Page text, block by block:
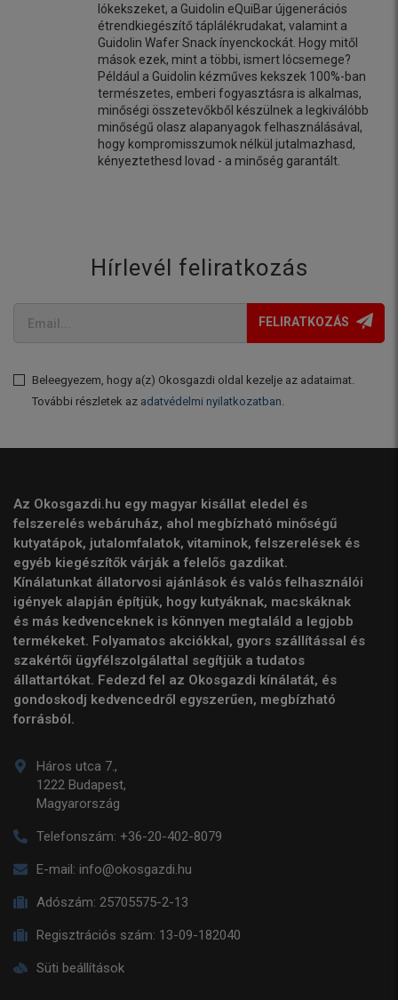
lókekszeket, a Guidolin eQuiBar újgenerációs
étrendkiegészítő táplálékrudakat, valamint a
Guidolin Wafer Snack ínyenckockát. Hogy mitől
mások ezek, mint a többi, ismert lócsemege?
Például a Guidolin kézműves kekszek 100%-ban
természetes, emberi fogyasztásra is alkalmas,
minőségi összetevőkből készülnek a legkiválóbb
minőségű olasz alapanyagok felhasználásával,
hogy kompromisszumok nélkül jutalmazhasd,
kényeztethesd lovad - a minőség garantált.
Hírlevél feliratkozás
FELIRATKOZÁS
Beleegyezem, hogy a(z) Okosgazdi oldal kezelje az adataimat.
További részletek az adatvédelmi nyilatkozatban.
Az Okosgazdi.hu egy magyar kisállat eledel és
felszerelés webáruház, ahol megbízható minőségű
kutyatápok, jutalomfalatok, vitaminok, felszerelések és
egyéb kiegészítők várják a felelős gazdikat.
Kínálatunkat állatorvosi ajánlások és valós felhasználói
igények alapján építjük, hogy kutyáknak, macskáknak
és más kedvenceknek is könnyen megtaláld a legjobb
termékeket. Folyamatos akciókkal, gyors szállítással és
szakértői ügyfélszolgálattal segítjük a tudatos
állattartókat. Fedezd fel az Okosgazdi kínálatát, és
gondoskodj kedvencedről egyszerűen, megbízható
forrásból.
Háros utca 7.,
1222 Budapest,
Magyarország
Telefonszám: +36-20-402-8079
E-mail: info@okosgazdi.hu
Adószám: 25705575-2-13
Regisztrációs szám: 13-09-182040
Süti beállítások